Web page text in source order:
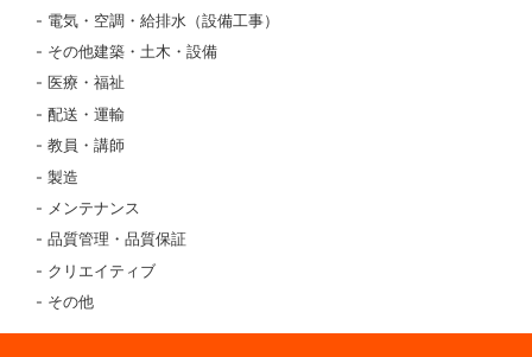
電気・空調・給排水（設備工事）
その他建築・土木・設備
医療・福祉
配送・運輸
教員・講師
製造
メンテナンス
品質管理・品質保証
クリエイティブ
その他